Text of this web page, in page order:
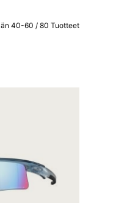
40-60 / 80 Tuotteet